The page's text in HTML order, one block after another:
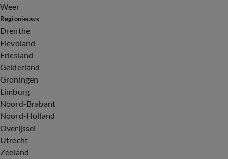
Weer
Regionieuws
Drenthe
Flevoland
Friesland
Gelderland
Groningen
Limburg
Noord-Brabant
Noord-Holland
Overijssel
Utrecht
Zeeland